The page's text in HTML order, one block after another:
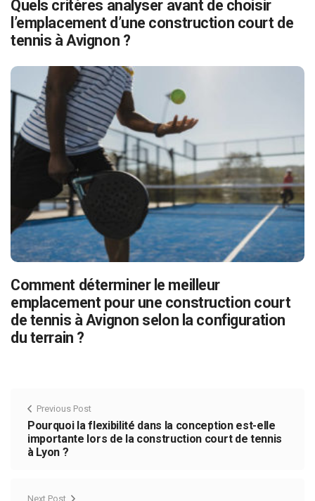
Quels critères analyser avant de choisir
l’emplacement d’une construction court de
tennis à Avignon ?
Comment déterminer le meilleur
emplacement pour une construction court
de tennis à Avignon selon la configuration
du terrain ?
Previous Post
Pourquoi la flexibilité dans la conception est-elle
importante lors de la construction court de tennis
à Lyon ?
Next Post